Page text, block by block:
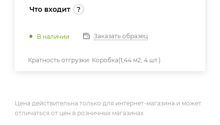
Что входит
В наличии Заказать образец
Кратность отгрузки: Коробка(1,44 м2, 4 шт.)
Цена действительна только для интернет-магазина и может
отличаться от цен в розничных магазинах